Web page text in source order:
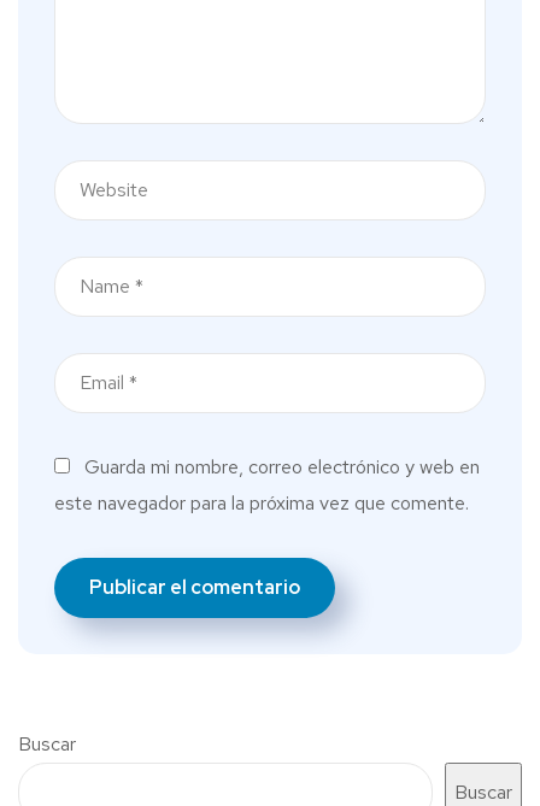
Guarda mi nombre, correo electrónico y web en
este navegador para la próxima vez que comente.
Buscar
Buscar